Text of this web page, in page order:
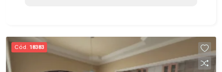
com Lojas de diversos segmentos, Bancos,
Restaurantes que atendem a diferentes gostos e
opções de entretenimento. Região Central pulsa
Cód. 18383